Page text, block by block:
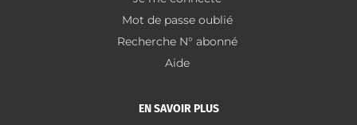
Mot de passe oublié
Recherche N° abonné
Aide
EN SAVOIR PLUS